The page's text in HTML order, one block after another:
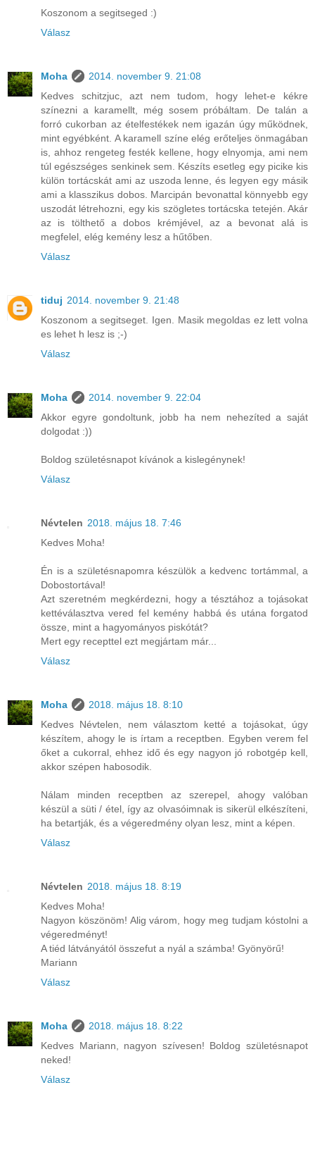
Koszonom a segitseged :)
Válasz
Moha
2014. november 9. 21:08
Kedves schitzjuc, azt nem tudom, hogy lehet-e kékre
színezni a karamellt, még sosem próbáltam. De talán a
forró cukorban az ételfestékek nem igazán úgy működnek,
mint egyébként. A karamell színe elég erőteljes önmagában
is, ahhoz rengeteg festék kellene, hogy elnyomja, ami nem
túl egészséges senkinek sem. Készíts esetleg egy picike kis
külön tortácskát ami az uszoda lenne, és legyen egy másik
ami a klasszikus dobos. Marcipán bevonattal könnyebb egy
uszodát létrehozni, egy kis szögletes tortácska tetején. Akár
az is tölthető a dobos krémjével, az a bevonat alá is
megfelel, elég kemény lesz a hűtőben.
Válasz
tiduj 2014. november 9. 21:48
Koszonom a segitseget. Igen. Masik megoldas ez lett volna
es lehet h lesz is ;-)
Válasz
Moha
2014. november 9. 22:04
Akkor egyre gondoltunk, jobb ha nem nehezíted a saját
dolgodat :))
Boldog születésnapot kívánok a kislegénynek!
Válasz
Névtelen 2018. május 18. 7:46
Kedves Moha!
Én is a születésnapomra készülök a kedvenc tortámmal, a
Dobostortával!
Azt szeretném megkérdezni, hogy a tésztához a tojásokat
kettéválasztva vered fel kemény habbá és utána forgatod
össze, mint a hagyományos piskótát?
Mert egy recepttel ezt megjártam már...
Válasz
Moha
2018. május 18. 8:10
Kedves Névtelen, nem választom ketté a tojásokat, úgy
készítem, ahogy le is írtam a receptben. Egyben verem fel
őket a cukorral, ehhez idő és egy nagyon jó robotgép kell,
akkor szépen habosodik.
Nálam minden receptben az szerepel, ahogy valóban
készül a süti / étel, így az olvasóimnak is sikerül elkészíteni,
ha betartják, és a végeredmény olyan lesz, mint a képen.
Válasz
Névtelen 2018. május 18. 8:19
Kedves Moha!
Nagyon köszönöm! Alig várom, hogy meg tudjam kóstolni a
végeredményt!
A tiéd látványától összefut a nyál a számba! Gyönyörű!
Mariann
Válasz
Moha
2018. május 18. 8:22
Kedves Mariann, nagyon szívesen! Boldog születésnapot
neked!
Válasz